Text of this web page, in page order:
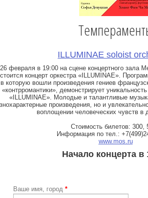
ILLUMINAE soloist
26 февраля в 19:00 на сцене концертного зала
концерт оркестра «ILLUMINAE».
в которую вошли произведения гениев
«контрромантики», демонстрирует
«ILLUMINAE». Молодые и талантливые
произведения, но и
воплощении человеческих чувств в
Стоимость билетов: 300,
Информация по тел.:
www.mos.ru
Начало концерта в
Ваше имя, город *